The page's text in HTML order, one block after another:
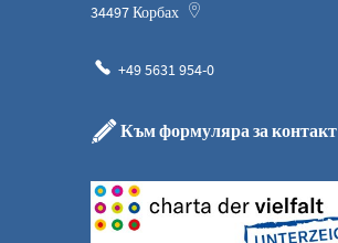
34497Корбах
+49 5631 954-0
Към формуляра за контакт